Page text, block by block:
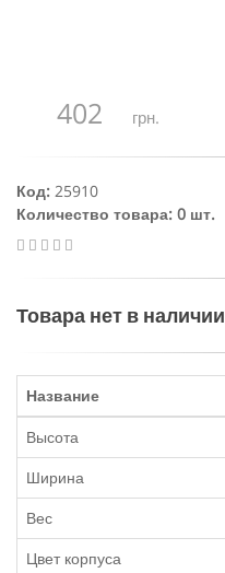
402 грн.
Код: 25910
Количество товара: 0 шт.
Товара нет в наличии
Название
Высота
Ширина
Вес
Цвет корпуса